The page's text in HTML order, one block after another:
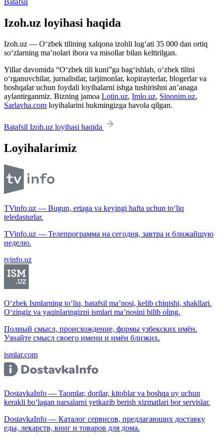
Izoh.uz loyihasi haqida
Izoh.uz — O‘zbek tilining xalqona izohli lug‘ati 35 000 dan ortiq
so‘zlarning ma’nolari ibora va misollar bilan keltirilgan.
Yillar davomida “O‘zbek tili kuni”ga bag‘ishlab, o‘zbek tilini
o‘rganuvchilar, jurnalistlar, tarjimonlar, kopirayterlar, blogerlar va
boshqalar uchun foydali loyihalarni ishga tushirishni an’anaga
aylantirganmiz. Bizning jamoa Lotin.uz, Imlo.uz, Sinonim.uz,
Sarlavha.com loyihalarini hukmingizga havola qilgan.
Batafsil Izoh.uz loyihasi haqida
Loyihalarimiz
TVinfo.uz — Bugun, ertaga va keyingi hafta uchun to‘liq
teledasturlar.
TVinfo.uz — Телепрограмма на сегодня, завтра и ближайшую
неделю.
tvinfo.uz
O‘zbek Ismlarning to‘liq, batafsil ma’nosi, kelib chiqishi, shakllari.
O‘zingiz va yaqinlaringizni ismlari ma’nosini bilib oling.
Полный смысл, происхождение, формы узбекских имён.
Узнайте смысл своего имени и имён близких.
ismlar.com
DostavkaInfo — Taomlar, dorilar, kitoblar va boshqa uy uchun
kerakli bo‘lagan narsalarni yetkazib berish xizmatlari bor servislar.
DostavkaInfo — Каталог сервисов, предлагающих доставку
еды, лекарств, книг и товаров для дома.